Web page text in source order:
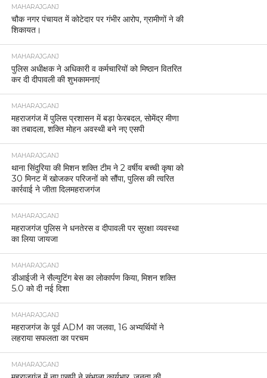
MAHARAJGANJ
चौक नगर पंचायत में कोटेदार पर गंभीर आरोप, ग्रामीणों ने की
शिकायत।
MAHARAJGANJ
पुलिस अधीक्षक ने अधिकारी व कर्मचारियों को मिष्ठान वितरित
कर दी दीपावली की शुभकामनाएं
MAHARAJGANJ
महराजगंज में पुलिस प्रशासन में बड़ा फेरबदल, सोमेंद्र मीणा
का तबादला, शक्ति मोहन अवस्थी बने नए एसपी
MAHARAJGANJ
थाना सिंदुरिया की मिशन शक्ति टीम ने 2 वर्षीय बच्ची कृषा को
30 मिनट में खोजकर परिजनों को सौंपा, पुलिस की त्वरित
कार्रवाई ने जीता दिलमहराजगंज
MAHARAJGANJ
महराजगंज पुलिस ने धनतेरस व दीपावली पर सुरक्षा व्यवस्था
का लिया जायजा
MAHARAJGANJ
डीआईजी ने सैल्युटिंग बेस का लोकार्पण किया, मिशन शक्ति
5.0 को दी नई दिशा
MAHARAJGANJ
महराजगंज के पूर्व ADM का जलवा, 16 अभ्यर्थियों ने
लहराया सफलता का परचम
MAHARAJGANJ